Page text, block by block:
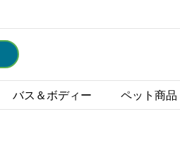
バス＆ボディー ペット商品